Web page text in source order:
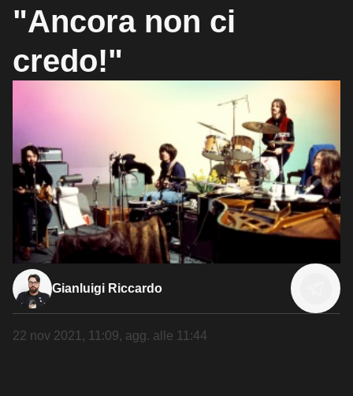
"Ancora non ci
credo!"
Gianluigi Riccardo
22 nov 2021, 11:09, agg. alle 11:44